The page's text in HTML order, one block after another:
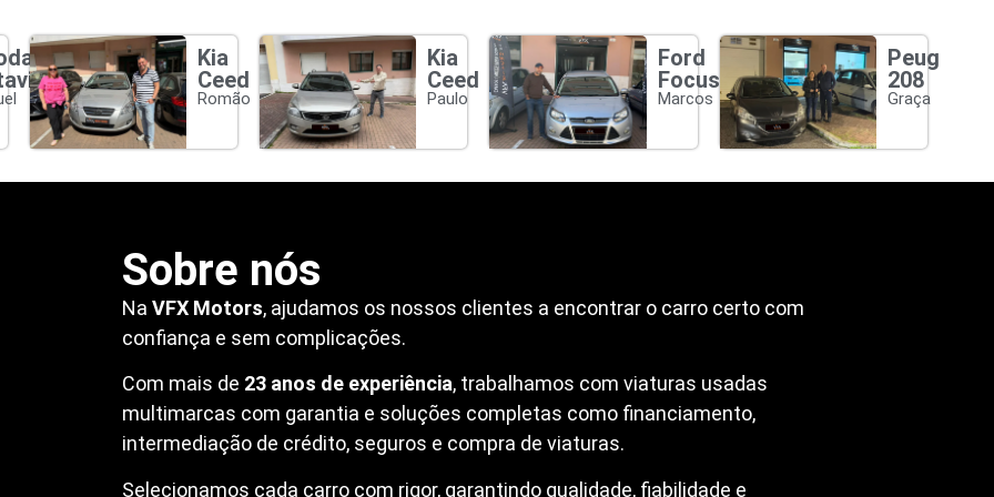
Kia
Ceed
Romão
Kia
Ceed
Paulo
Ford
Focus
Marcos
Peugeot
208
Graça
Sobre nós
Na VFX Motors, ajudamos os nossos clientes a encontrar o carro certo com
confiança e sem complicações.
Com mais de 23 anos de experiência, trabalhamos com viaturas usadas
multimarcas com garantia e soluções completas como financiamento,
intermediação de crédito, seguros e compra de viaturas.
Selecionamos cada carro com rigor, garantindo qualidade, fiabilidade e